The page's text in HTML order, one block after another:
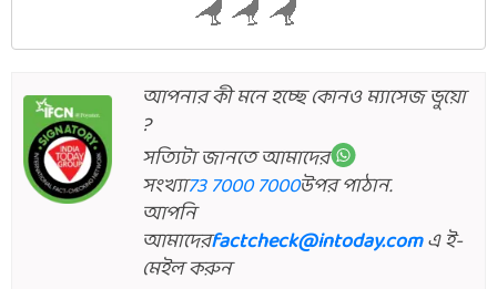
আপনার কী মনে হচ্ছে কোনও ম্যাসেজ ভুয়ো
?
সত্যিটা জানতে আমাদের
সংখ্যা73 7000 7000উপর পাঠান.
আপনি
আমাদেরfactcheck@intoday.comএ ই-
মেইল করুন